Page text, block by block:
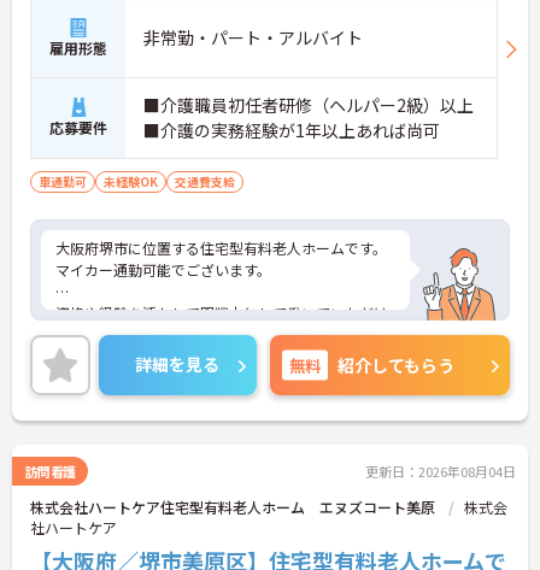
雇用形態 非常勤・パート・アルバイト
応募要件
■介護職員初任者研修（ヘルパー2級）以上
■介護の実務経験が1年以上あれば尚可
車通勤可 未経験OK 交通費支給
大阪府堺市に位置する住宅型有料老人ホームです。
マイカー通勤可能でございます。
資格や経験を活かして即戦力として働いていただけ
ます。
週2日からのご勤務が可能ですので、ご自身の生活
スタイルに合わせて無理のない範囲で働いていただ
けます。
ご興味のある方には、面接対策ポイントなど、さら
に詳細をお話しいたしますのでお気軽にご相談くだ
さい！
詳細を見る 無料 紹介してもらう
訪問看護 更新日：2026年08月04日
株式会社ハートケア住宅型有料老人ホーム エヌズコート美原
株式会
社ハートケア
【大阪府／堺市美原区】住宅型有料老人ホームで